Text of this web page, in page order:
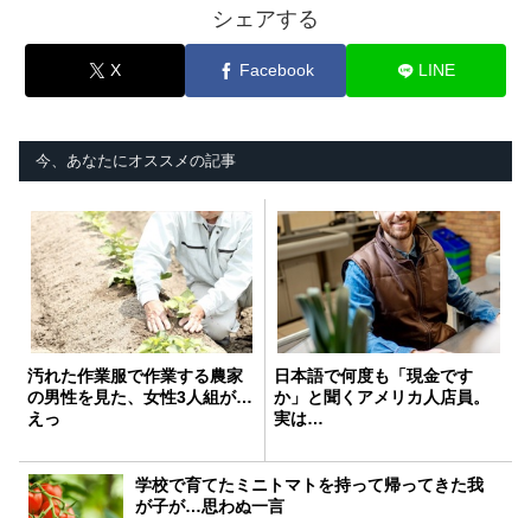
シェアする
X Facebook LINE
今、あなたにオススメの記事
汚れた作業服で作業する農家
の男性を見た、女性3人組が…
えっ
日本語で何度も「現金です
か」と聞くアメリカ人店員。
実は…
学校で育てたミニトマトを持って帰ってきた我
が子が…思わぬ一言